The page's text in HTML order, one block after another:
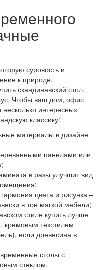
суровость и
к природе,
скандинавский стол,
Чтобы ваш дом, офис
интересных
классику:
материалы в дизайне
панелями или
в разы улучшит вид
цвета и рисунка –
в тон мягкой мебели;
стиле купить лучше
кремовым текстилем
если древесина в
столы с
стеклом.